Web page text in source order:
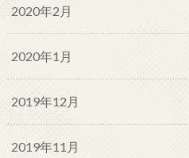
2020年2月
2020年1月
2019年12月
2019年11月